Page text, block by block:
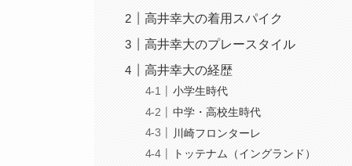
高井幸大の着用スパイク
高井幸大のプレースタイル
高井幸大の経歴
小学生時代
中学・高校生時代
川崎フロンターレ
トッテナム（イングランド）